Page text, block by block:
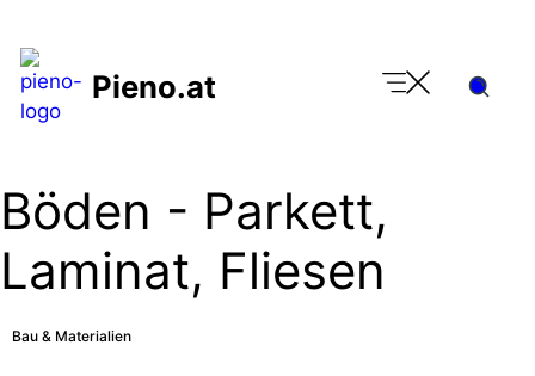
Zum
Inhalt
springen
Pieno.at
Böden - Parkett,
Laminat, Fliesen
Bau & Materialien